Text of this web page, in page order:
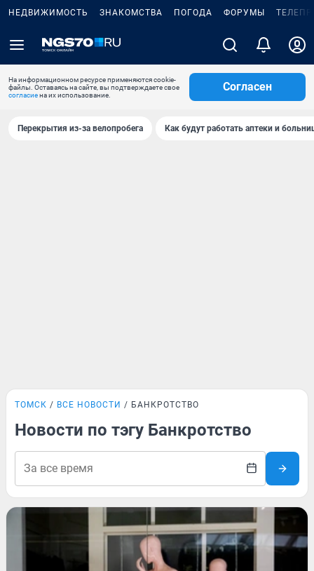
НЕДВИЖИМОСТЬ ЗНАКОМСТВА ПОГОДА ФОРУМЫ
На информационном ресурсе применяются cookie-
файлы. Оставаясь на сайте, вы подтверждаете свое
согласиена их использование.
Согласен
Перекрытия из-за велопробега Как будут работать аптеки и
ТОМСК ВСЕ НОВОСТИ БАНКРОТСТВО
Новости по тэгу Банкротство